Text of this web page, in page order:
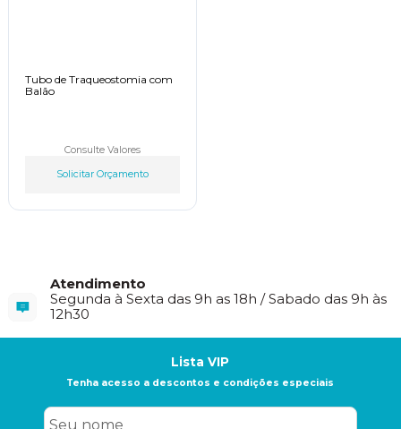
Tubo de Traqueostomia com
Balão
Consulte Valores
Solicitar Orçamento
Atendimento
Segunda à Sexta das 9h as 18h / Sabado das 9h às
12h30
Lista VIP
Tenha acesso a descontos e condições especiais